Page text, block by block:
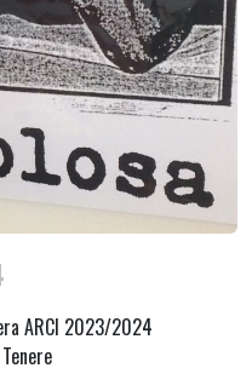
ARCI 2023/2024